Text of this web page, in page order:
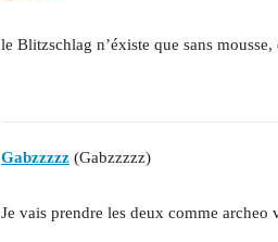
le Blitzschlag n’éxiste que sans
Gabzzzzz (Gabzzzzz)
Je vais prendre les deux comme archeo